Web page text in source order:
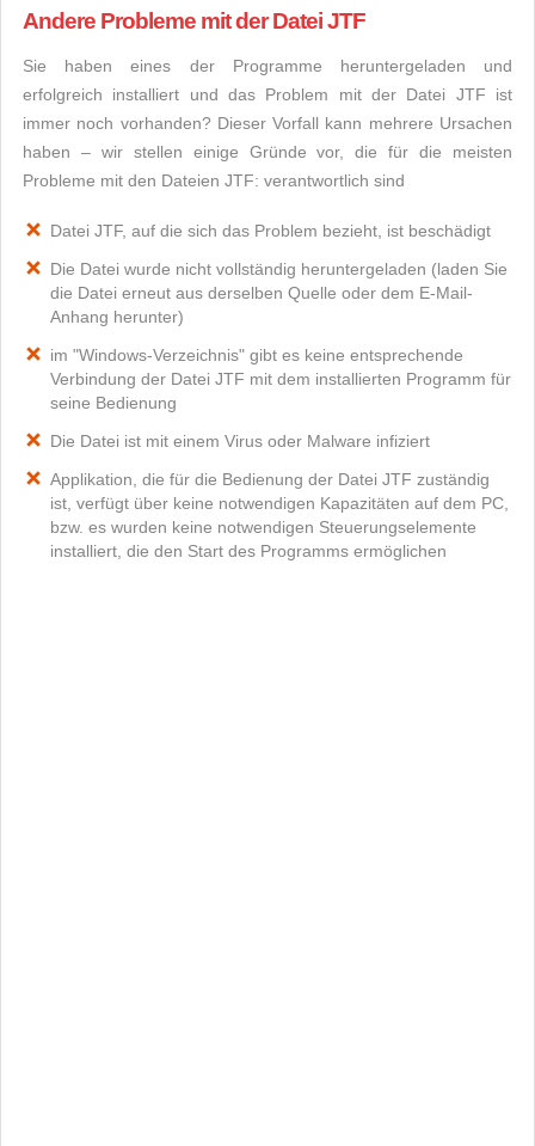
Andere Probleme mit der Datei JTF
Sie haben eines der Programme heruntergeladen und
erfolgreich installiert und das Problem mit der Datei JTF ist
immer noch vorhanden? Dieser Vorfall kann mehrere Ursachen
haben – wir stellen einige Gründe vor, die für die meisten
Probleme mit den Dateien JTF: verantwortlich sind
Datei JTF, auf die sich das Problem bezieht, ist beschädigt
Die Datei wurde nicht vollständig heruntergeladen (laden Sie
die Datei erneut aus derselben Quelle oder dem E-Mail-
Anhang herunter)
im "Windows-Verzeichnis" gibt es keine entsprechende
Verbindung der Datei JTF mit dem installierten Programm für
seine Bedienung
Die Datei ist mit einem Virus oder Malware infiziert
Applikation, die für die Bedienung der Datei JTF zuständig
ist, verfügt über keine notwendigen Kapazitäten auf dem PC,
bzw. es wurden keine notwendigen Steuerungselemente
installiert, die den Start des Programms ermöglichen